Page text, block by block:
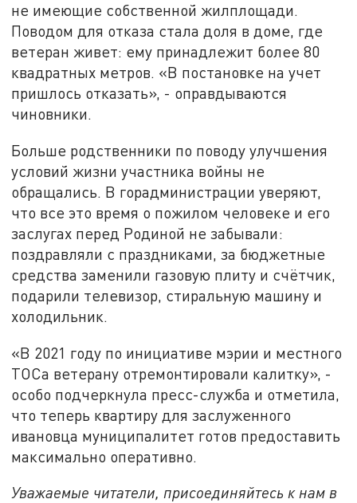
не имеющие собственной жилплощади.
Поводом для отказа стала доля в доме, где
ветеран живет: ему принадлежит более 80
квадратных метров. «В постановке на учет
пришлось отказать», - оправдываются
чиновники.
Больше родственники по поводу улучшения
условий жизни участника войны не
обращались. В горадминистрации уверяют,
что все это время о пожилом человеке и его
заслугах перед Родиной не забывали:
поздравляли с праздниками, за бюджетные
средства заменили газовую плиту и счётчик,
подарили телевизор, стиральную машину и
холодильник.
«В 2021 году по инициативе мэрии и местного
ТОСа ветерану отремонтировали калитку», -
особо подчеркнула пресс-служба и отметила,
что теперь квартиру для заслуженного
ивановца муниципалитет готов предоставить
максимально оперативно.
Уважаемые читатели, присоединяйтесь к нам в